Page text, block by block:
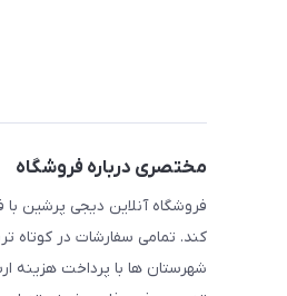
مختصری درباره فروشگاه
فروشگاه آنلاین دیجی پرشین
کند. تمامی سفارشات در کوتاه
شهرستان ها با پرداخت هزینه